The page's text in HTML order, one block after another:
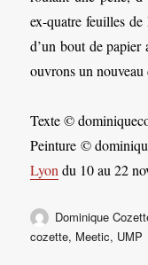
ex-quatre feuilles
d’un bout de
ouvrons un
Texte ©
Peinture ©
Lyon du 10 au 22
Auteur
Dominique
cozette, Meetic, UMP